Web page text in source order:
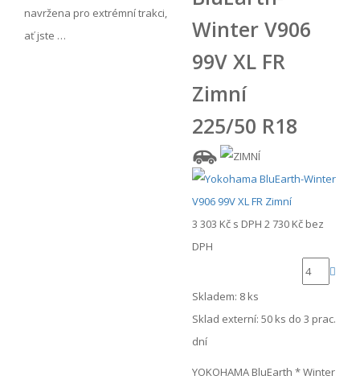
navržena pro extrémní trakci,
ať jste …
Winter V906
99V XL FR
Zimní
225/50 R18
3 303 Kč s DPH 2 730 Kč bez
DPH
Skladem: 8 ks
Sklad externí: 50 ks do 3 prac.
dní
YOKOHAMA BluEarth * Winter